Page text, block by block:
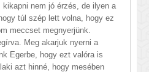
nem jó érzés, de ilyen a
túl szép lett volna, hogy ez
meccset megnyerjünk.
Meg akarjuk nyerni a
Egerbe, hogy ezt valóra is
azt hinné, hogy mesében